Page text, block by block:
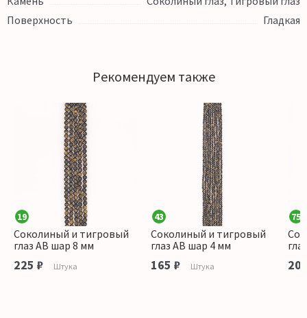
Поверхность
Гладкая
Рекомендуем также
19
Соколиный и тигровый
глаз АВ шар 8 мм
225 ₽ Штука
43
Соколиный и тигровый
глаз АВ шар 4 мм
165 ₽ Штука
75